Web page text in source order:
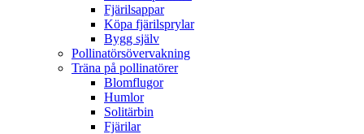
Fjärilsappar
Köpa fjärilsprylar
Bygg själv
Pollinatörsövervakning
Träna på pollinatörer
Blomflugor
Humlor
Solitärbin
Fjärilar